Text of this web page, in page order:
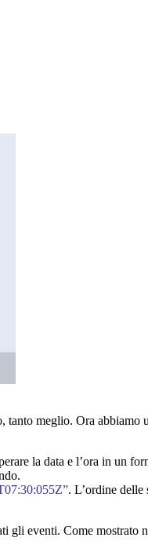
meglio. Ora abbiamo
la data e l’ora in un
. L’ordine
eventi. Come mostrato